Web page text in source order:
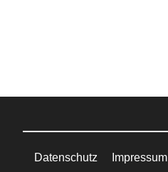
Datenschutz Impressum